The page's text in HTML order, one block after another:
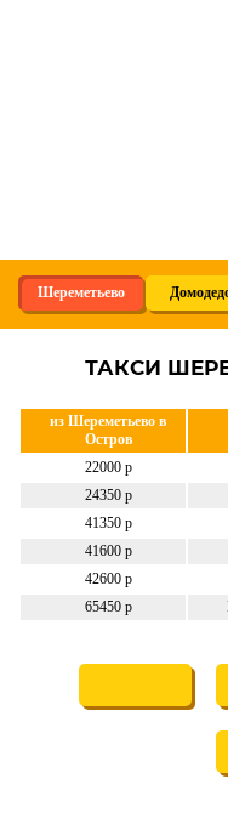
Шереметьево
ТАКСИ
из Шереметьево в
Остров
22000 р
24350 р
41350 р
41600 р
42600 р
65450 р